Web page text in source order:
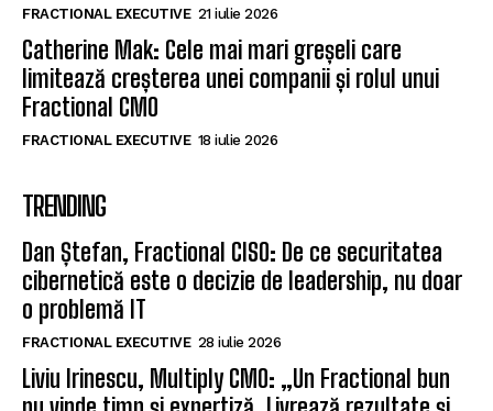
FRACTIONAL EXECUTIVE 21 iulie 2026
Catherine Mak: Cele mai mari greșeli care
limitează creșterea unei companii și rolul unui
Fractional CMO
FRACTIONAL EXECUTIVE 18 iulie 2026
TRENDING
Dan Ștefan, Fractional CISO: De ce securitatea
cibernetică este o decizie de leadership, nu doar
o problemă IT
FRACTIONAL EXECUTIVE 28 iulie 2026
Liviu Irinescu, Multiply CMO: „Un Fractional bun